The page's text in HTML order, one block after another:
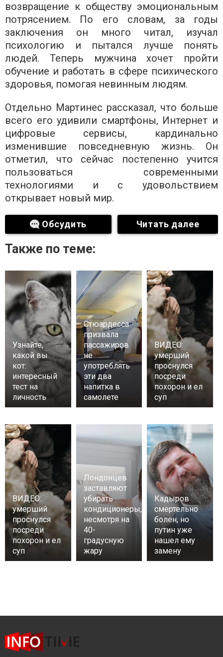
возвращение к обществу эмоциональным
потрясением. По его словам, за годы
заключения он много читал, изучал
психологию и пытался лучше понять
людей. Теперь мужчина хочет пройти
обучение и работать в сфере психического
здоровья, помогая невинным людям.
Отдельно Мартинес рассказал, что больше
всего его удивили смартфоны, Интернет и
цифровые сервисы, кардинально
изменившие повседневную жизнь. Он
отметил, что сейчас постепенно учится
пользоваться современными
технологиями и с удовольствием
открывает новый мир.
Обсудить Читать далее
Также по теме:
Узнайте,
какой вы
кот:
интересный
тест на
личность
Стюардесса
призвала
пассажиров
не
употреблять
эти два
напитка в
самолете
ВИДЕО:
умерший
проснулся
посреди
похорон и ел
суп
ВИДЕО:
умерший
проснулся
посреди
похорон и ел
суп
Лондонцев
заставляют
убирать
кондиционеры,
несмотря на
40-
градусную
жару
Кадыров
смертельно
болен, но
путин уже
нашел ему
замену